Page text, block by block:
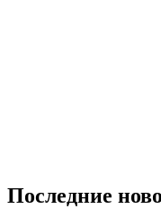
Последние